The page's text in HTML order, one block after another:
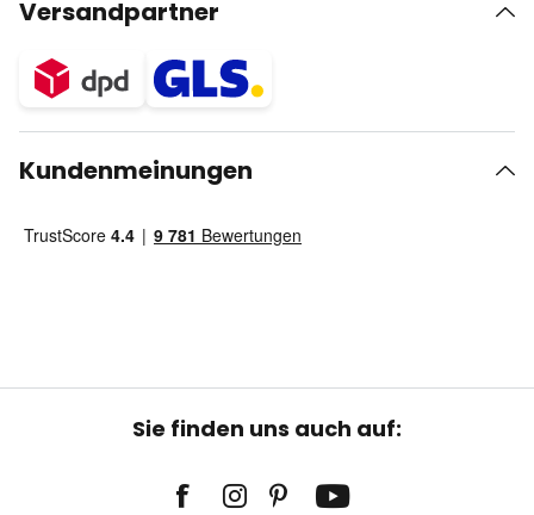
Versandpartner
Kundenmeinungen
Sie finden uns auch auf: